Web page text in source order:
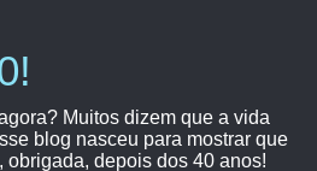
Muitos dizem que a vida
blog nasceu para mostrar que
obrigada, depois dos 40 anos!